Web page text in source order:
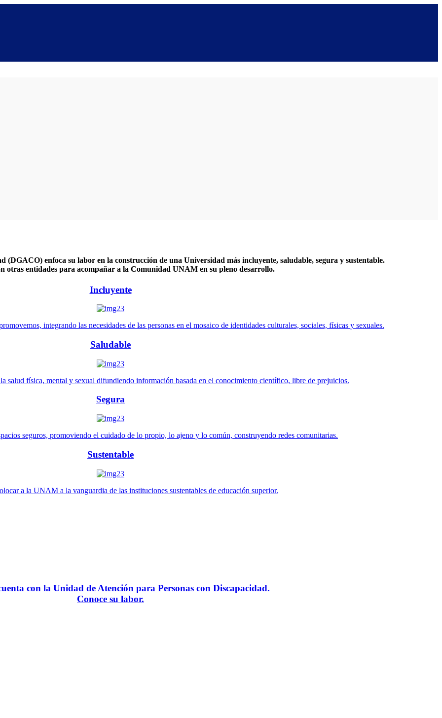
(DGACO) enfoca su labor en la construcción de una Universidad más incluyente, saludable, segura y sustentable.
otras entidades para acompañar a la Comunidad UNAM en su pleno desarrollo.
Incluyente
integrando las necesidades de las personas en el mosaico de identidades culturales, sociales, físicas y sexuales.
Saludable
salud física, mental y sexual difundiendo información basada en el conocimiento científico, libre de prejuicios.
Segura
seguros, promoviendo el cuidado de lo propio, lo ajeno y lo común, construyendo redes comunitarias.
Sustentable
a la UNAM a la vanguardia de las instituciones sustentables de educación superior.
con la Unidad de Atención para Personas con Discapacidad.
Conoce su labor.